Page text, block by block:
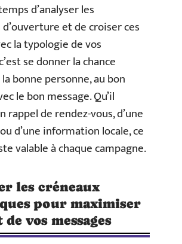
d’analyser les
et de croiser ces
la typologie de vos
se donner la chance
bonne personne, au bon
le bon message. Qu’il
rappel de rendez-vous, d’une
d’une information locale, ce
valable à chaque campagne.
les créneaux
pour maximiser
vos messages